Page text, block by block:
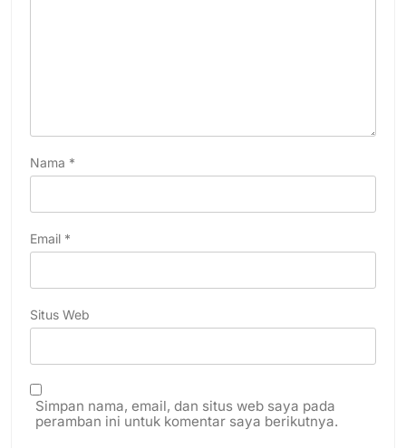
Nama *
Email *
Situs Web
Simpan nama, email, dan situs web saya pada
peramban ini untuk komentar saya berikutnya.